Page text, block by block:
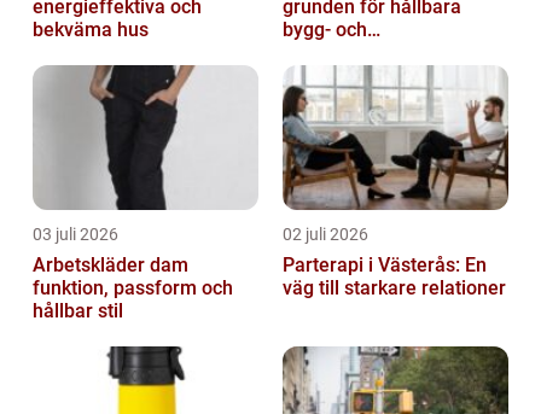
energieffektiva och
bekväma hus
grunden för hållbara
bygg- och
03 juli 2026
Arbetskläder dam
funktion, passform och
hållbar stil
02 juli 2026
Parterapi i Västerås: En
väg till starkare relationer